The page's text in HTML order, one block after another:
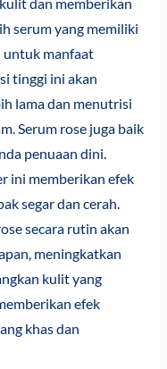
dan memberikan
serum yang memiliki
untuk manfaat
tinggi ini akan
lama dan menutrisi
Serum rose juga baik
penuaan dini.
ini memberikan efek
segar dan cerah.
secara rutin akan
meningkatkan
kulit yang
efek
khas dan